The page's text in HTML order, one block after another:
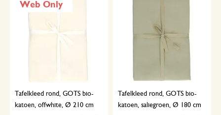
Web Only
Tafelkleed rond, GOTS bio-
katoen, offwhite, Ø 210 cm
Tafelkleed rond, GOTS bio-
katoen, saliegroen, Ø 180 cm